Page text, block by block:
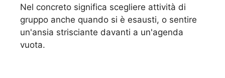
Nel concreto significa scegliere attività di
gruppo anche quando si è esausti, o sentire
un'ansia strisciante davanti a un'agenda
vuota.